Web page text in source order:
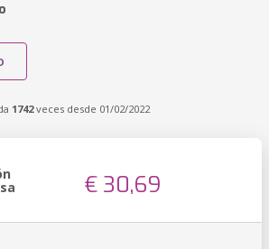
1742veces desde 01/02/2022
€ 30,69